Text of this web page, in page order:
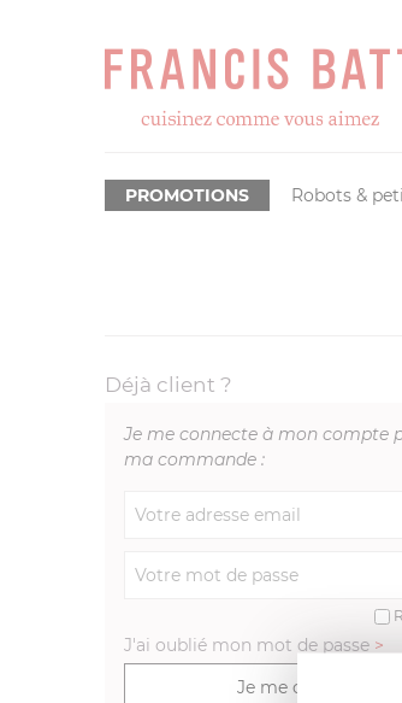
Robots &
PROMOTIONS
Déjà client ?
Je me connecte à mon compte
ma commande :
J'ai oublié mon mot de passe >
Je me connecte